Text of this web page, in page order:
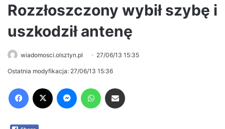
Rozzłoszczony wybił szybę i
uszkodził antenę
wiadomosci.olsztyn.pl 27/06/13 15:35
Ostatnia modyfikacja: 27/06/13 15:36